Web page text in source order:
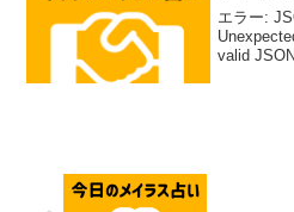
エラー:
valid JSON